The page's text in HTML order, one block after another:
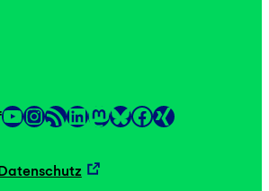
YouTube InstagramRSS-Feed LinkedIn Mastodon Link Facebook Link